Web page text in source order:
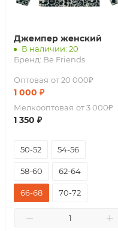
Джемпер женский
В наличии: 20
Бренд: Be Friends
Оптовая от 20 000₽
1 000 ₽
Мелкооптовая от 3 000₽
1 350 ₽
50-52 54-56
58-60 62-64
66-68 70-72